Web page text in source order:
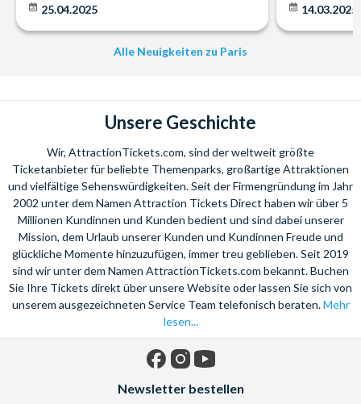
25.04.2025 14.03.2025
Alle Neuigkeiten zu Paris
Unsere Geschichte
Wir, AttractionTickets.com, sind der weltweit größte
Ticketanbieter für beliebte Themenparks, großartige Attraktionen
und vielfältige Sehenswürdigkeiten. Seit der Firmengründung im Jahr
2002 unter dem Namen Attraction Tickets Direct haben wir über 5
Millionen Kundinnen und Kunden bedient und sind dabei unserer
Mission, dem Urlaub unserer Kunden und Kundinnen Freude und
glückliche Momente hinzuzufügen, immer treu geblieben. Seit 2019
sind wir unter dem Namen AttractionTickets.com bekannt. Buchen
Sie Ihre Tickets direkt über unsere Website oder lassen Sie sich von
unserem ausgezeichneten Service Team telefonisch beraten.Mehr
lesen...
Newsletter bestellen